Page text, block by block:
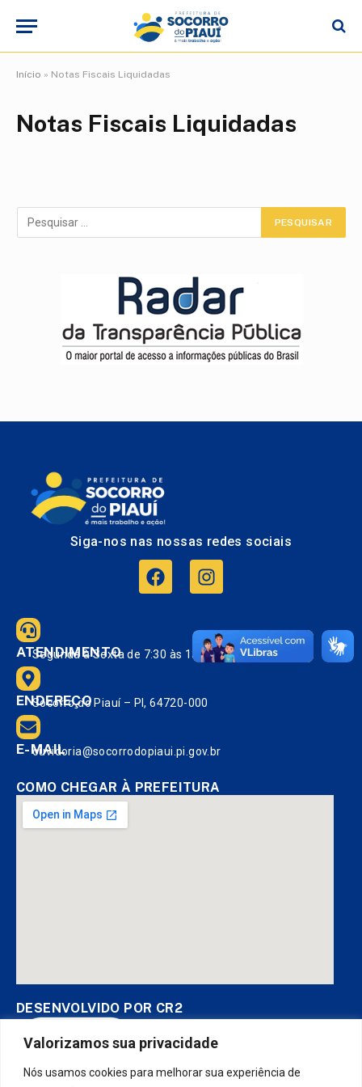
Valorizamos sua privacidade
Nós usamos cookies para melhorar sua experiência de
Início » Notas Fiscais Liquidadas
Notas Fiscais Liquidadas
Siga-nos nas nossas redes sociais
ATENDIMENTO
Segunda à Sexta de 7:30 às 13:30.
ENDEREÇO
Socorro do Piauí – PI, 64720-000
E-MAIL
ouvidoria@socorrodopiaui.pi.gov.br
COMO CHEGAR À PREFEITURA
DESENVOLVIDO POR CR2
Muito mais quecriar siteousistema para prefeituras! Realizamos